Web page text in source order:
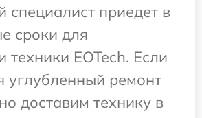
специалист приедет в
сроки для
техники EOTech. Если
углубленный ремонт
доставим технику в